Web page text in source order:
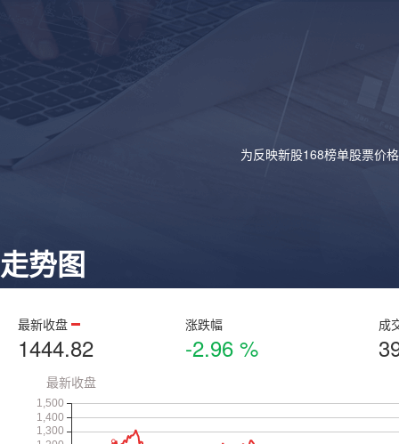
为反映新股168榜单股票价
走势图
最新收盘
1444.82
涨跌幅
-2.96 %
成